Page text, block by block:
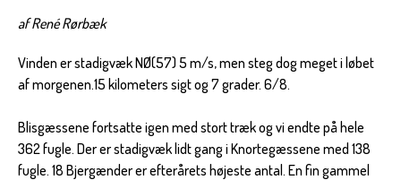
af René Rørbæk
Vinden er stadigvæk NØ(57) 5 m/s, men steg dog meget i løbet
af morgenen.15 kilometers sigt og 7 grader. 6/8.
Blisgæssene fortsatte igen med stort træk og vi endte på hele
362 fugle. Der er stadigvæk lidt gang i Knortegæssene med 138
fugle. 18 Bjergænder er efterårets højeste antal. En fin gammel